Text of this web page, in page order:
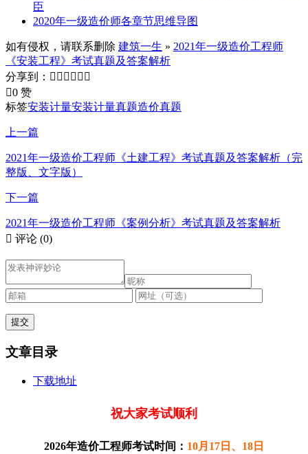
臣
2020年一级造价师各章节思维导图
如有侵权，请联系删除 建筑一生 » 2021年一级造价工程师
《安装工程》考试真题及答案解析
分享到：      
0 赞
标签安装计量安装计量真题造价真题
上一篇
2021年一级造价工程师《土建工程》考试真题及答案解析（完
整版、文字版）
下一篇
2021年一级造价工程师《案例分析》考试真题及答案解析
 评论 (0)
文章目录
下载地址
祝大家考试顺利
2026年造价工程师考试时间： 10月17日、18日